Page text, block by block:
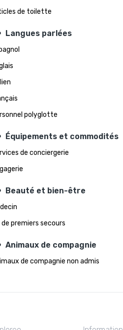
de toilette
Langues parlées
polyglotte
Équipements et commodités
de conciergerie
Beauté et bien-être
de premiers secours
Animaux de compagnie
de compagnie non admis